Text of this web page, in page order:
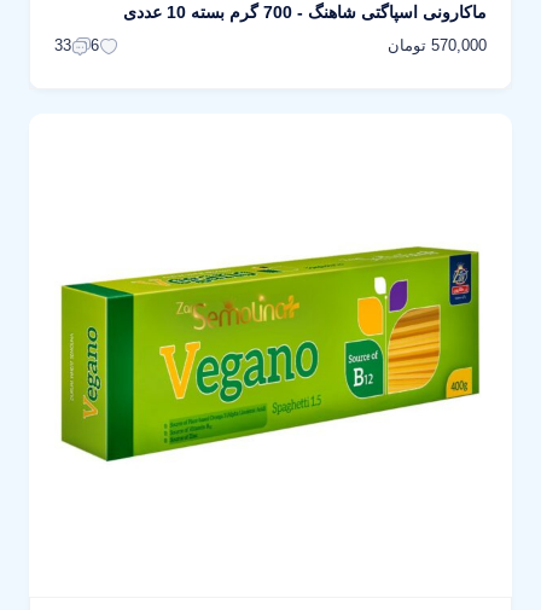
ماکارونی اسپاگتی شاهنگ - 700 گرم بسته 10 عددی
570,000 تومان 6
33